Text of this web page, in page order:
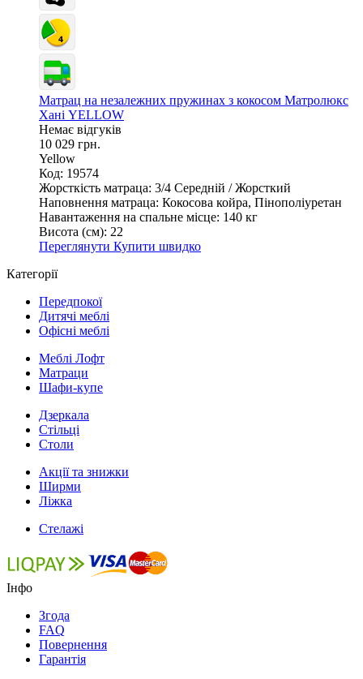
Матрац на незалежних пружинах з кокосом Матролюкс
Хані YELLOW
Немає відгуків
10 029 грн.
Yellow
Код: 19574
Жорсткість матраца: 3/4 Середній / Жорсткий
Наповнення матраца: Кокосова койра, Пінополіуретан
Навантаження на спальне місце: 140 кг
Висота (см): 22
Переглянути Купити швидко
Категорії
Передпокої
Дитячі меблі
Офісні меблі
Меблі Лофт
Матраци
Шафи-купе
Дзеркала
Стільці
Столи
Акції та знижки
Ширми
Ліжка
Стелажі
Інфо
Згода
FAQ
Повернення
Гарантія